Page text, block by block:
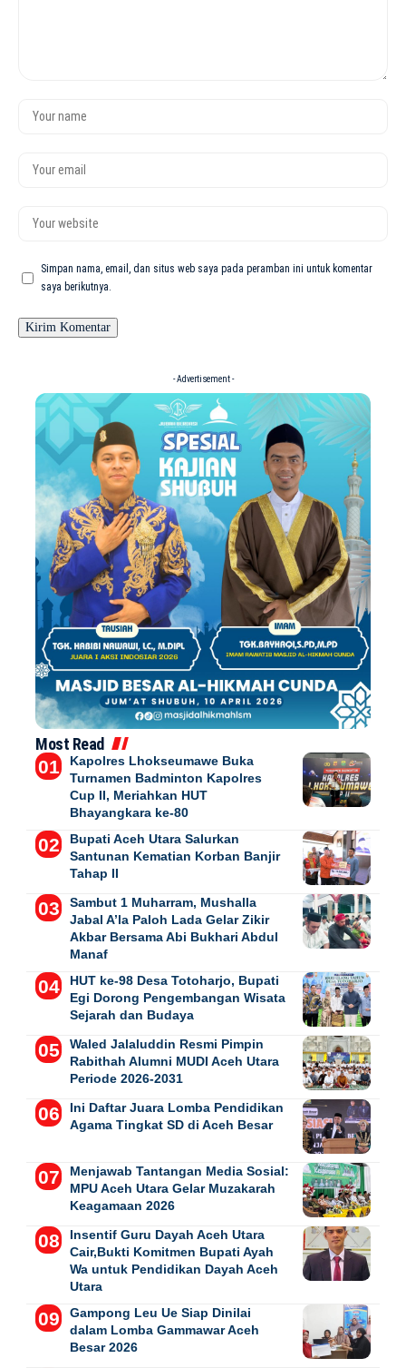
Simpan nama, email, dan situs web saya pada peramban ini untuk komentar
saya berikutnya.
- Advertisement -
Most Read
Kapolres Lhokseumawe Buka
Turnamen Badminton Kapolres
Cup II, Meriahkan HUT
Bhayangkara ke-80
Bupati Aceh Utara Salurkan
Santunan Kematian Korban Banjir
Tahap II
Sambut 1 Muharram, Mushalla
Jabal A’la Paloh Lada Gelar Zikir
Akbar Bersama Abi Bukhari Abdul
Manaf
HUT ke-98 Desa Totoharjo, Bupati
Egi Dorong Pengembangan Wisata
Sejarah dan Budaya
Waled Jalaluddin Resmi Pimpin
Rabithah Alumni MUDI Aceh Utara
Periode 2026-2031
Ini Daftar Juara Lomba Pendidikan
Agama Tingkat SD di Aceh Besar
Menjawab Tantangan Media Sosial:
MPU Aceh Utara Gelar Muzakarah
Keagamaan 2026
Insentif Guru Dayah Aceh Utara
Cair,Bukti Komitmen Bupati Ayah
Wa untuk Pendidikan Dayah Aceh
Utara
Gampong Leu Ue Siap Dinilai
dalam Lomba Gammawar Aceh
Besar 2026